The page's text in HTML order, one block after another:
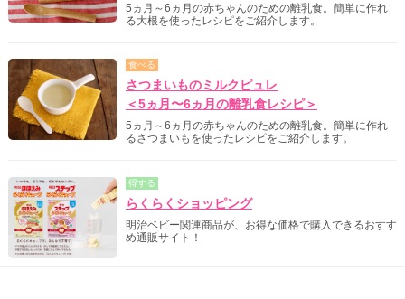
5ヵ月～6ヵ月の赤ちゃんのための離乳食。簡単に作れ
る大根を使ったレシピをご紹介します。
食べる
さつまいものミルクピュレ
＜5ヵ月〜6ヵ月の離乳食レシピ＞
5ヵ月～6ヵ月の赤ちゃんのための離乳食。簡単に作れ
るさつまいもを使ったレシピをご紹介します。
得する
らくらくショッピング
明治ベビー関連商品が、お得な価格で購入できるおすす
め通販サイト！